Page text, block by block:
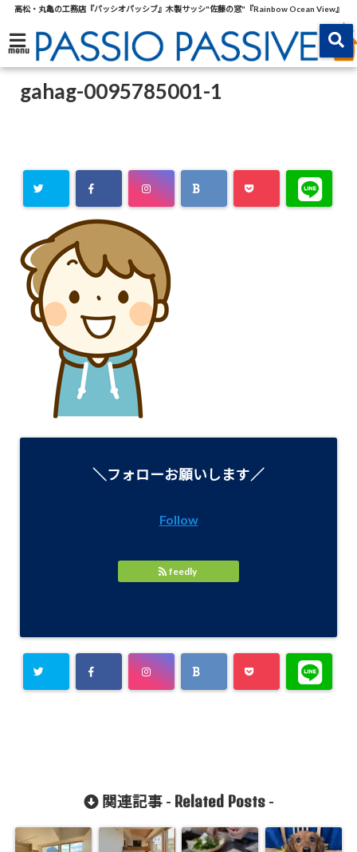
高松・丸亀の工務店『パッシオパッシブ』木製サッシ"佐藤の窓"『Rainbow Ocean View』
menu
gahag-0095785001-1
＼フォローお願いします／
Follow
feedly
関連記事 - Related Posts-